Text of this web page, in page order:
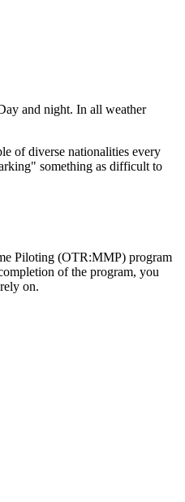
and night. In all weather
of diverse nationalities every
something as difficult to
Piloting (OTR:MMP) program
of the program, you
on.